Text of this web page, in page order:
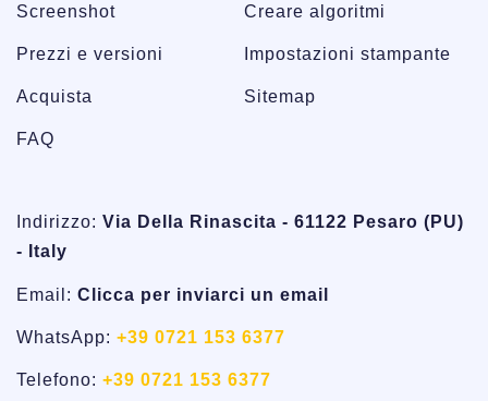
Screenshot
Prezzi e versioni
Acquista
FAQ
Creare algoritmi
Impostazioni stampante
Sitemap
Indirizzo: Via Della Rinascita - 61122 Pesaro (PU)
- Italy
Email: Clicca per inviarci un email
WhatsApp: +39 0721 153 6377
Telefono: +39 0721 153 6377